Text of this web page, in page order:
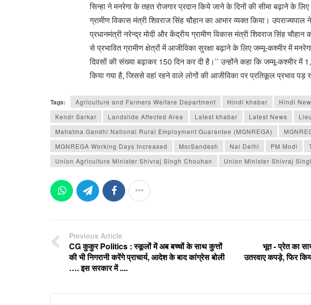
सिन्हा ने मनरेगा के तहत रोजगार प्रदान किये जाने के दिनों की सीमा बढ़ाने के
ग्रामीण विकास मंत्री शिवराज सिंह चौहान का आभार व्यक्त किया। उपराज्यपाल
प्रधानमंत्री नरेन्द्र मोदी और केंद्रीय ग्रामीण विकास मंत्री शिवराज सिंह
से प्रभावित ग्रामीण क्षेत्रों में आजीविका सुरक्षा बढ़ाने के लिए जम्मू-कश्मीर में
दिवसों की संख्या बढ़ाकर 150 दिन कर दी है।’’ उन्होंने कहा कि जम्मू-कश्मीर में
किया गया है, जिससे वहां रहने वाले लोगों की आजीविका पर प्रतिकूल प्रभाव पड़
Tags: Agriculture and Farmers Welfare Department Hindi khabar Hindi
Kendr Sarkar
Landslide Affected Area Latest khabar Latest News
Mahatma Gandhi National Rural Employment Guarantee (MGNREGA)
MGNREGA Working Days Increased
MorSandesh Nai Delhi PM Modi
Union Agriculture Minister Shivraj Singh Chouhan
Union Minister Shivraj
Previous Article
CG कुकुर Politics : स्कूलों में अब बच्चों के साथ कुत्तों
की भी निगरानी करेंगे प्राचार्य, आदेश के बाद कांग्रेस बोली
…. इस सरकार में ....
भूत - प्रेत का
उतरवाए कपड़े, फिर